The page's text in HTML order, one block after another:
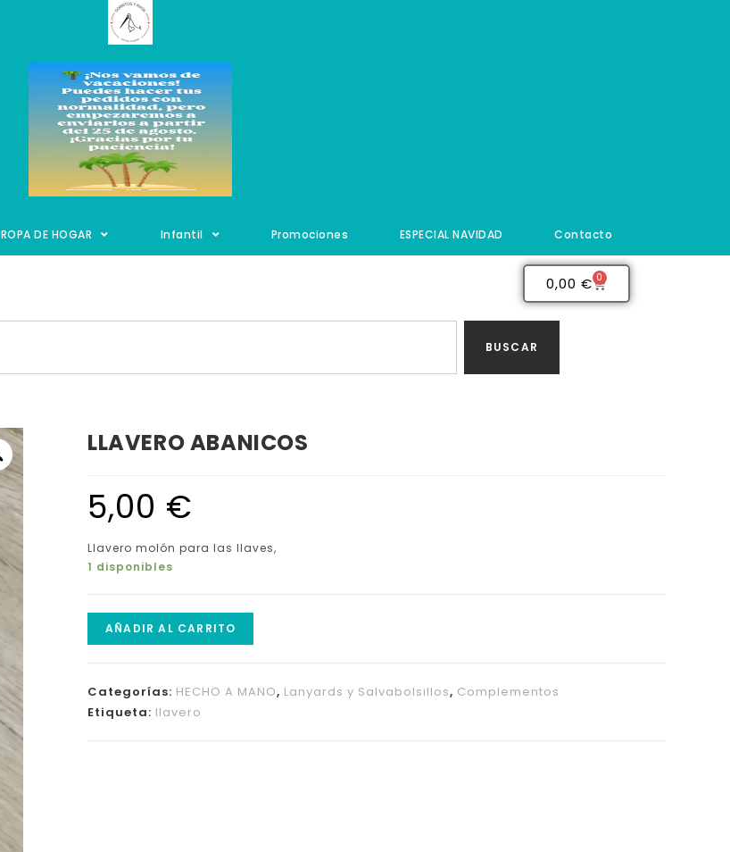
ROPA DE HOGAR Infantil Promociones ESPECIAL NAVIDAD Contacto
0,00 € 0
BUSCAR
LLAVERO ABANICOS
5,00 €
Llavero molón para las llaves,
1 disponibles
AÑADIR AL CARRITO
Categorías: HECHO A MANO, Lanyards y Salvabolsillos, Complementos
Etiqueta: llavero